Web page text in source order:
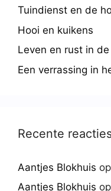
Tuindienst en de
Hooi en kuikens
Leven en rust in
Een verrassing in
Recente
Aantjes Blokhuis op
Aantjes Blokhuis op